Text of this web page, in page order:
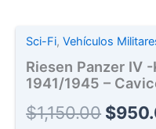
Sci-Fi,Vehículos
Riesen Panzer IV
1941/1945 –
$1,150.00 $